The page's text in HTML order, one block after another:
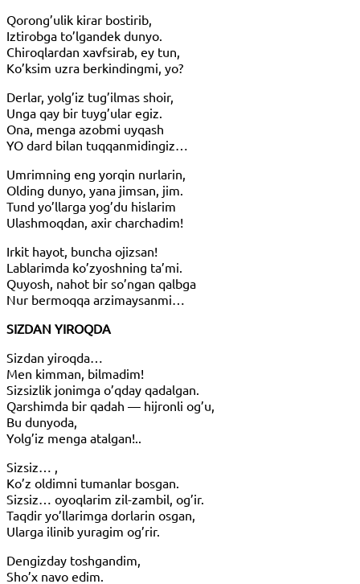
Qorong’ulik kirar bostirib,
Iztirobga to’lgandek dunyo.
Chiroqlardan xavfsirab, ey tun,
Ko’ksim uzra berkindingmi, yo?
Derlar, yolg’iz tug’ilmas shoir,
Unga qay bir tuyg’ular egiz.
Ona, menga azobmi uyqash
YO dard bilan tuqqanmidingiz…
Umrimning eng yorqin nurlarin,
Olding dunyo, yana jimsan, jim.
Tund yo’llarga yog’du hislarim
Ulashmoqdan, axir charchadim!
Irkit hayot, buncha ojizsan!
Lablarimda ko’zyoshning ta’mi.
Quyosh, nahot bir so’ngan qalbga
Nur bermoqqa arzimaysanmi…
SIZDAN YIROQDA
Sizdan yiroqda…
Men kimman, bilmadim!
Sizsizlik jonimga o’qday qadalgan.
Qarshimda bir qadah — hijronli og’u,
Bu dunyoda,
Yolg’iz menga atalgan!..
Sizsiz… ,
Ko’z oldimni tumanlar bosgan.
Sizsiz… oyoqlarim zil-zambil, og’ir.
Taqdir yo’llarimga dorlarin osgan,
Ularga ilinib yuragim og’rir.
Dengizday toshgandim,
Sho’x navo edim.